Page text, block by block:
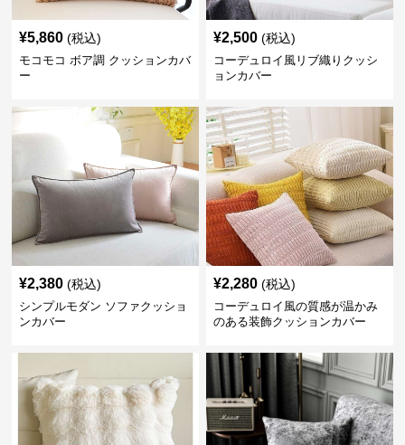
¥5,860 (税込)
モコモコ ボア調 クッションカバ
ー
¥2,500 (税込)
コーデュロイ風リブ織りクッシ
ョンカバー
¥2,380 (税込)
シンプルモダン ソファクッショ
ンカバー
¥2,280 (税込)
コーデュロイ風の質感が温かみ
のある装飾クッションカバー